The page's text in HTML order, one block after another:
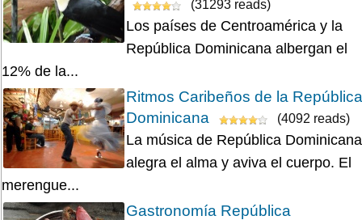
(31293 reads)
Los países de Centroamérica y la
República Dominicana albergan el
12% de la...
Ritmos Caribeños de la República
Dominicana
(4092 reads)
La música de República Dominicana
alegra el alma y aviva el cuerpo. El
merengue...
Gastronomía República